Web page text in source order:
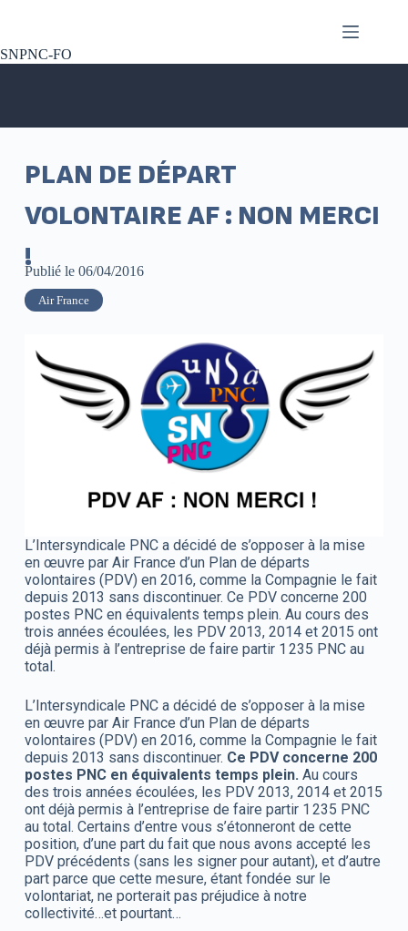
SNPNC-FO
PLAN DE DÉPART
VOLONTAIRE AF : NON MERCI
!
Publié le 06/04/2016
Air France
L’Intersyndicale PNC a décidé de s’opposer à la mise
en œuvre par Air France d’un Plan de départs
volontaires (PDV) en 2016, comme la Compagnie le fait
depuis 2013 sans discontinuer. Ce PDV concerne 200
postes PNC en équivalents temps plein. Au cours des
trois années écoulées, les PDV 2013, 2014 et 2015 ont
déjà permis à l’entreprise de faire partir 1 235 PNC au
total.
L’Intersyndicale PNC a décidé de s’opposer à la mise
en œuvre par Air France d’un Plan de départs
volontaires (PDV) en 2016, comme la Compagnie le fait
depuis 2013 sans discontinuer. Ce PDV concerne 200
postes PNC en équivalents temps plein. Au cours
des trois années écoulées, les PDV 2013, 2014 et 2015
ont déjà permis à l’entreprise de faire partir 1 235 PNC
au total. Certains d’entre vous s’étonneront de cette
position, d’une part du fait que nous avons accepté les
PDV précédents (sans les signer pour autant), et d’autre
part parce que cette mesure, étant fondée sur le
volontariat, ne porterait pas préjudice à notre
collectivité…et pourtant…